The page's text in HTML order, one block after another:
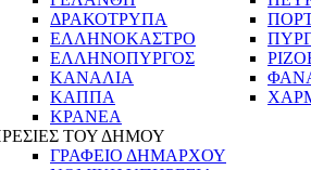
ΔΡΑΚΟΤΡΥΠΑ
ΕΛΛΗΝΟΚΑΣΤΡΟ
ΕΛΛΗΝΟΠΥΡΓΟΣ
ΚΑΝΑΛΙΑ
ΚΑΠΠΑ
ΚΡΑΝΕΑ
ΤΟΥ ΔΗΜΟΥ
ΓΡΑΦΕΙΟ ΔΗΜΑΡΧΟΥ